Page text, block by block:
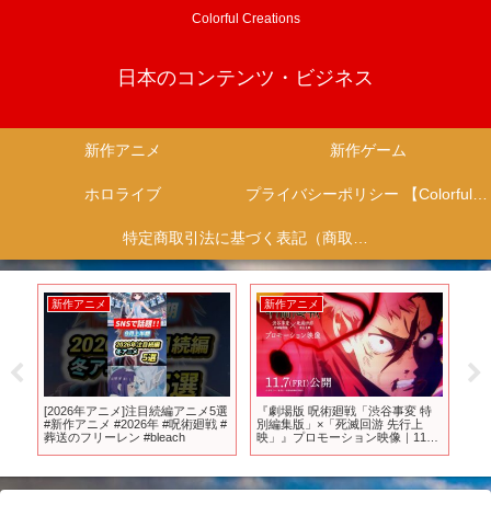
Colorful Creations
日本のコンテンツ・ビジネス
新作アニメ 新作ゲーム
ホロライブ プライバシーポリシー 【Colorful Creation】
特定商取引法に基づく表記（商取引に関する開示）
新作アニメ
[2026年アニメ]注目続編アニメ5選
#新作アニメ #2026年 #呪術廻戦 #
葬送のフリーレン #bleach
新作アニメ
『劇場版 呪術廻戦「渋谷事変 特
別編集版」×「死滅回游 先行上
映」』プロモーション映像｜11月